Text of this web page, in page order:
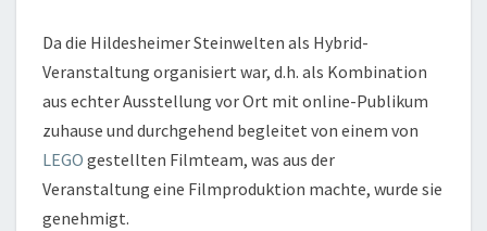
Da die Hildesheimer Steinwelten als Hybrid-
Veranstaltung organisiert war, d.h. als Kombination
aus echter Ausstellung vor Ort mit online-Publikum
zuhause und durchgehend begleitet von einem von
LEGO gestellten Filmteam, was aus der
Veranstaltung eine Filmproduktion machte, wurde sie
genehmigt.